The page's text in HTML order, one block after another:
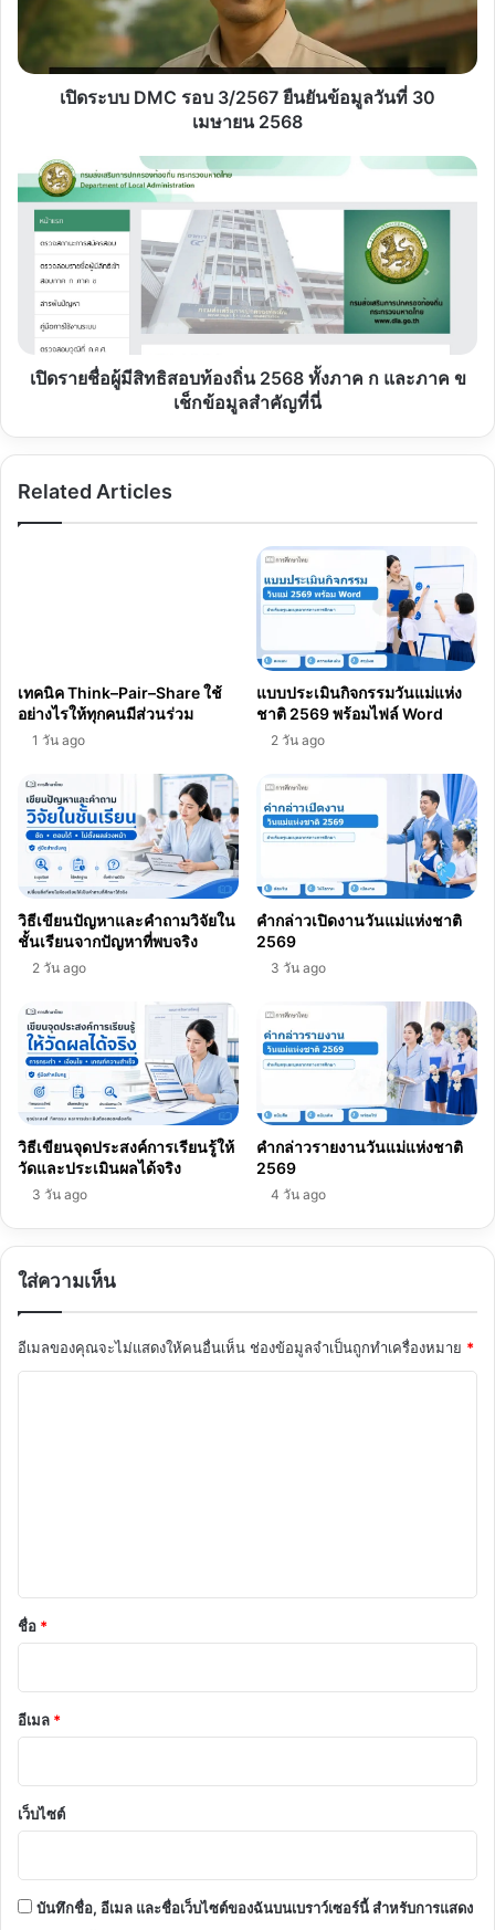
วัน
ที่
เปิดระบบ DMC รอบ 3/2567 ยืนยันข้อมูลวันที่ 30
เมษายน 2568
ราย
ชื่อ
สิทธิ
สอบ
ท้อง
2568
ภาค
เปิดรายชื่อผู้มีสิทธิสอบท้องถิ่น 2568 ทั้งภาค ก และภาค ข
เช็กข้อมูลสำคัญที่นี่
Related Articles
เทคนิค Think–Pair–Share ใช้
อย่างไรให้ทุกคนมีส่วนร่วม
1 วัน ago
แบบประเมินกิจกรรมวันแม่แห่ง
ชาติ 2569 พร้อมไฟล์ Word
2 วัน ago
วิธีเขียนปัญหาและคำถามวิจัยใน
ชั้นเรียนจากปัญหาที่พบจริง
2 วัน ago
คำกล่าวเปิดงานวันแม่แห่งชาติ
2569
3 วัน ago
วิธีเขียนจุดประสงค์การเรียนรู้ให้
วัดและประเมินผลได้จริง
3 วัน ago
คำกล่าวรายงานวันแม่แห่งชาติ
2569
4 วัน ago
ใส่ความเห็น
อีเมลของคุณจะไม่แสดงให้คนอื่นเห็น ช่องข้อมูลจำเป็นถูกทำเครื่องหมาย *
*
ชื่อ *
อีเมล *
เว็บไซต์
บันทึกชื่อ, อีเมล และชื่อเว็บไซต์ของฉันบนเบราว์เซอร์นี้ สำหรับการแสดง